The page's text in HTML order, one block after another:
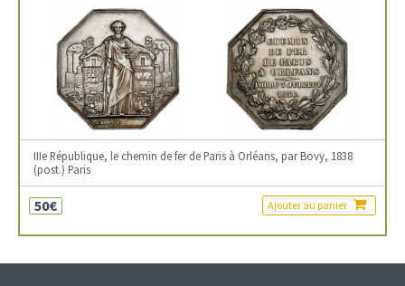
IIIe République, le chemin de fer de Paris à Orléans, par Bovy, 1838
(post.) Paris
50€ Ajouter au panier